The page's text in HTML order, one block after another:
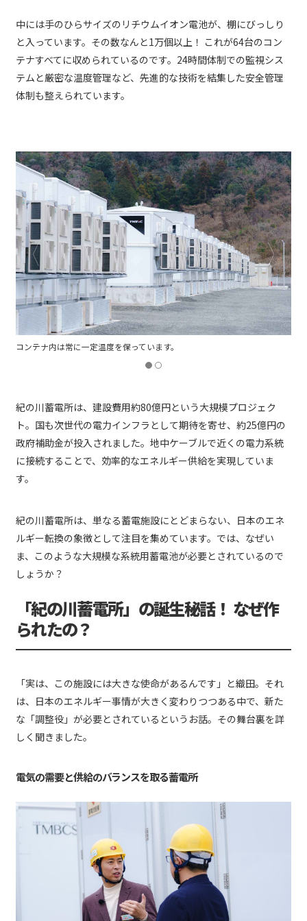
中には手のひらサイズのリチウムイオン電池が、棚にびっしり
と入っています。その数なんと1万個以上！ これが64台のコン
テナすべてに収められているのです。24時間体制での監視シス
テムと厳密な温度管理など、先進的な技術を結集した安全管理
体制も整えられています。
一定温度を保っています。
紀の川蓄電所は、建設費用約80億円という大規模プロジェク
ト。国も次世代の電力インフラとして期待を寄せ、約25億円の
政府補助金が投入されました。地中ケーブルで近くの電力系統
に接続することで、効率的なエネルギー供給を実現していま
す。
紀の川蓄電所は、単なる蓄電施設にとどまらない、日本のエネ
ルギー転換の象徴として注目を集めています。では、なぜい
ま、このような大規模な系統用蓄電池が必要とされているので
しょうか？
「紀の川蓄電所」の誕生秘話！ なぜ作
られたの？
「実は、この施設には大きな使命があるんです」と織田。それ
は、日本のエネルギー事情が大きく変わりつつある中で、新た
な「調整役」が必要とされているというお話。その舞台裏を詳
しく聞きました。
電気の需要と供給のバランスを取る蓄電所